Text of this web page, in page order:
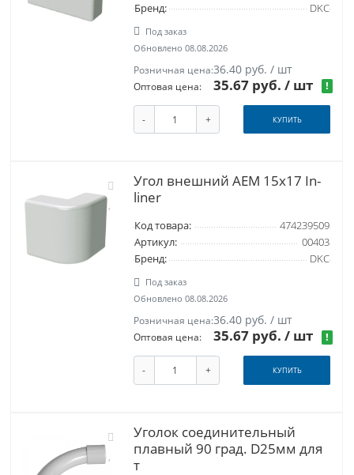
Бренд:
DKC
Под заказ
Обновлено 08.08.2026
Розничная цена:36.40 руб. / шт
Оптовая цена: 35.67 руб./ шт !
- + КУПИТЬ
Угол внешний AEM 15x17 In-
liner
Код товара:
474239509
Артикул:
00403
Бренд:
DKC
Под заказ
Обновлено 08.08.2026
Розничная цена:36.40 руб. / шт
Оптовая цена: 35.67 руб./ шт !
- + КУПИТЬ
Уголок соединительный
плавный 90 град. D25мм для
т